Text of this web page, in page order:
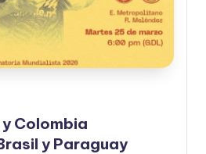
Colombia
y Paraguay